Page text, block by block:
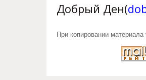
Добрый Ден(
При копировании